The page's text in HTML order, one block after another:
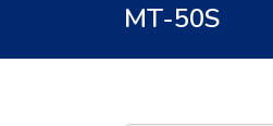
MT-50S